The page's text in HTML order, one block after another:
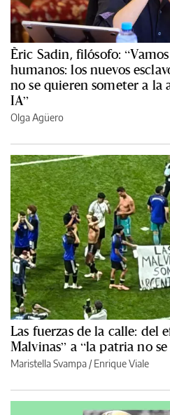
Èric Sadin, filósofo:
humanos: los nuevos
no se quieren someter a
IA”
Olga Agüero
Las fuerzas de la calle: del
Malvinas” a “la patria no se
Maristella Svampa/ Enrique Viale